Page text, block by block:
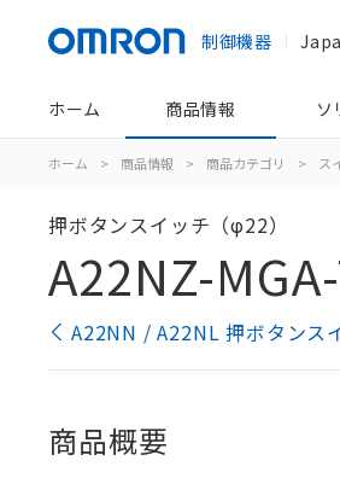
制御機器
ホーム 商品情報 ソ
ホーム > 商品情報 > 商品カテゴリ > ス
押ボタンスイッチ（φ22）
A22NZ-
A22NN / A22NL 押ボタンス
商品概要